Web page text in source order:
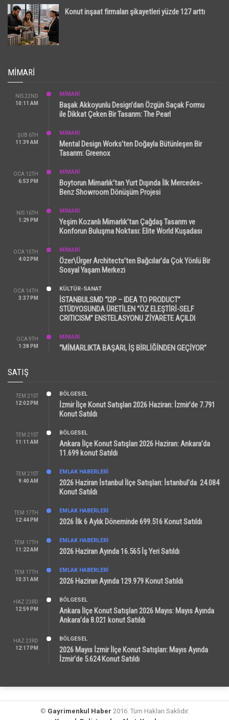
Konut inşaat firmaları şikayetleri yüzde 127 arttı
MIMARI
NIS 22ND
10:11 AM
MİMARİ
Başak Akkoyunlu Design’dan Özgün Saçak Formu
ile Dikkat Çeken Bir Tasarım: The Pearl
ŞUB 6TH
11:39 AM
MİMARİ
Mental Design Works’ten Doğayla Bütünleşen Bir
Tasarım: Greenox
OCA 12TH
6:53 PM
MİMARİ
Boytorun Mimarlık’tan Yurt Dışında İlk Mercedes-
Benz Showroom Dönüşüm Projesi
NIS 16TH
1:29 PM
MİMARİ
Yeşim Kozanlı Mimarlık’tan Çağdaş Tasarım ve
Konforun Buluşma Noktası: Elite World Kuşadası
OCA 15TH
4:02 PM
MİMARİ
Özer\Ürger Architects’ten Bağcılar’da Çok Yönlü Bir
Sosyal Yaşam Merkezi
OCA 14TH
3:37 PM
KÜLTÜR-SANAT
İSTANBULSMD “I2P – IDEA TO PRODUCT”
STÜDYOSUNDA ÜRETİLEN “ÖZ ELEŞTİRİ-SELF
CRITICISM” ENSTELASYONU ZİYARETE AÇILDI
OCA 9TH
1:38 PM
MİMARİ
“MİMARLIKTA BAŞARI, İŞ BİRLİĞİNDEN GEÇİYOR”
SATIŞ
TEM 21ST
12:02 PM
BÖLGESEL
İzmir İlçe Konut Satışları 2026 Haziran: İzmir’de 7.791
Konut Satıldı
TEM 21ST
11:11 AM
BÖLGESEL
Ankara İlçe Konut Satışları 2026 Haziran: Ankara’da
11.699 konut Satıldı
TEM 21ST
9:40 AM
EMLAK HABERLERI
2026 Haziran İstanbul İlçe Satışları: İstanbul’da 24.084
Konut Satıldı
TEM 17TH
12:44 PM
EMLAK HABERLERI
2026 İlk 6 Aylık Döneminde 699.516 Konut Satıldı
TEM 17TH
11:22 AM
EMLAK HABERLERI
2026 Haziran Ayında 16.565 İş Yeri Satıldı
TEM 17TH
10:31 AM
EMLAK HABERLERI
2026 Haziran Ayında 129.979 Konut Satıldı
HAZ 23RD
12:59 PM
BÖLGESEL
Ankara İlçe Konut Satışları 2026 Mayıs: Mayıs Ayında
Ankara’da 8.021 konut Satıldı
HAZ 23RD
12:17 PM
BÖLGESEL
2026 Mayıs İzmir İlçe Konut Satışları: Mayıs Ayında
İzmir’de 5.624 Konut Satıldı
© Gayrimenkul Haber 2016. Tüm Hakları Saklıdır.